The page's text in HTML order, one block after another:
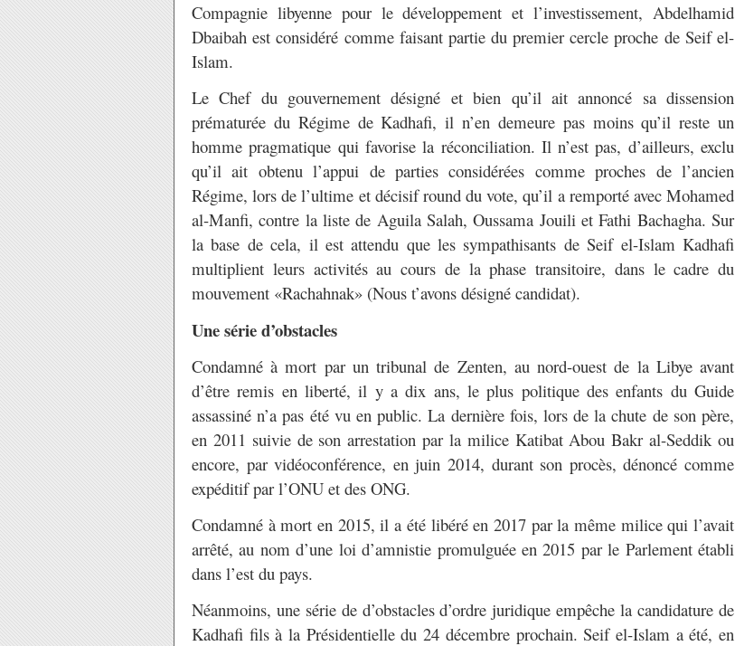
Compagnie libyenne pour le développement et l’investissement, Abdelhamid
Dbaibah est considéré comme faisant partie du premier cercle proche de Seif el-
Islam.
Le Chef du gouvernement désigné et bien qu’il ait annoncé sa dissension
prématurée du Régime de Kadhafi, il n’en demeure pas moins qu’il reste un
homme pragmatique qui favorise la réconciliation. Il n’est pas, d’ailleurs, exclu
qu’il ait obtenu l’appui de parties considérées comme proches de l’ancien
Régime, lors de l’ultime et décisif round du vote, qu’il a remporté avec Mohamed
al-Manfi, contre la liste de Aguila Salah, Oussama Jouili et Fathi Bachagha. Sur
la base de cela, il est attendu que les sympathisants de Seif el-Islam Kadhafi
multiplient leurs activités au cours de la phase transitoire, dans le cadre du
mouvement «Rachahnak» (Nous t’avons désigné candidat).
Une série d’obstacles
Condamné à mort par un tribunal de Zenten, au nord-ouest de la Libye avant
d’être remis en liberté, il y a dix ans, le plus politique des enfants du Guide
assassiné n’a pas été vu en public. La dernière fois, lors de la chute de son père,
en 2011 suivie de son arrestation par la milice Katibat Abou Bakr al-Seddik ou
encore, par vidéoconférence, en juin 2014, durant son procès, dénoncé comme
expéditif par l’ONU et des ONG.
Condamné à mort en 2015, il a été libéré en 2017 par la même milice qui l’avait
arrêté, au nom d’une loi d’amnistie promulguée en 2015 par le Parlement établi
dans l’est du pays.
Néanmoins, une série de d’obstacles d’ordre juridique empêche la candidature de
Kadhafi fils à la Présidentielle du 24 décembre prochain. Seif el-Islam a été, en